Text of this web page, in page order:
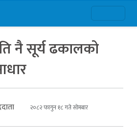
नै सूर्य ढकालको
२०८२ फागुन १८ गते सोमबार